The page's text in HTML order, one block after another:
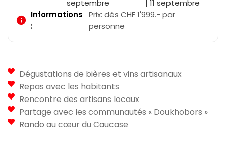
septembre
| 11 septembre
Informations
:
Prix: dès CHF 1'999.- par
personne
Dégustations de bières et vins artisanaux
Repas avec les habitants
Rencontre des artisans locaux
Partage avec les communautés « Doukhobors »
Rando au cœur du Caucase